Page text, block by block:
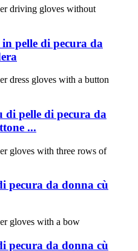
pelle di pecura da
di pelle di pecura da
...
pecura da donna cù
pecura da donna cù